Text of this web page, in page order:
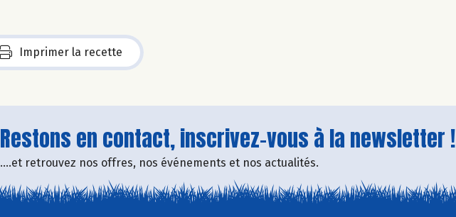
Imprimer la recette
Restons en contact, inscrivez-vous à la newsletter !
....et retrouvez nos offres, nos événements et nos actualités.